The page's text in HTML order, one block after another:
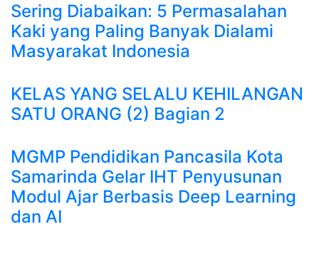
Sering Diabaikan: 5 Permasalahan
Kaki yang Paling Banyak Dialami
Masyarakat Indonesia
KELAS YANG SELALU KEHILANGAN
SATU ORANG (2) Bagian 2
MGMP Pendidikan Pancasila Kota
Samarinda Gelar IHT Penyusunan
Modul Ajar Berbasis Deep Learning
dan AI